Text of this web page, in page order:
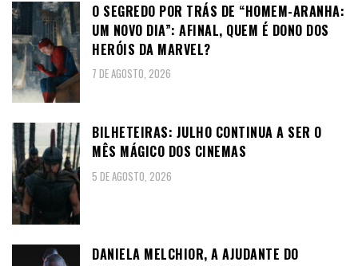
O SEGREDO POR TRÁS DE “HOMEM-ARANHA:
UM NOVO DIA”: AFINAL, QUEM É DONO DOS
HERÓIS DA MARVEL?
7 DE AGOSTO, 2026
BILHETEIRAS: JULHO CONTINUA A SER O
MÊS MÁGICO DOS CINEMAS
5 DE AGOSTO, 2026
DANIELA MELCHIOR, A AJUDANTE DO